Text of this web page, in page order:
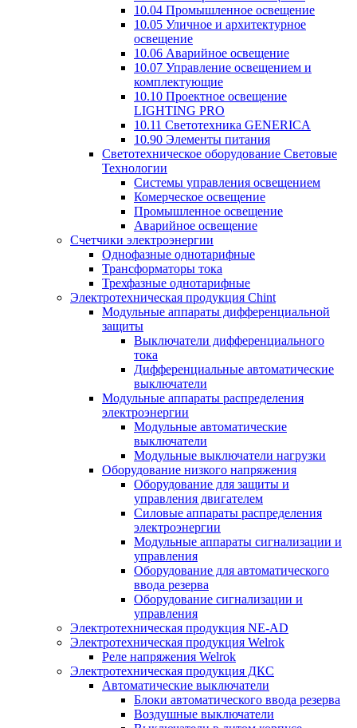
10.04 Промышленное освещение
10.05 Уличное и архитектурное
освещение
10.06 Аварийное освещение
10.07 Управление освещением и
комплектующие
10.10 Проектное освещение
LIGHTING PRO
10.11 Светотехника GENERICA
10.90 Элементы питания
Светотехническое оборудование Световые
Технологии
Системы управления освещением
Комерческое освещение
Промышленное освещение
Аварийное освещение
Счетчики электроэнергии
Однофазные однотарифные
Трансформаторы тока
Трехфазные однотарифные
Электротехническая продукция Chint
Модульные аппараты дифференциальной
защиты
Выключатели дифференциального
тока
Дифференциальные автоматические
выключатели
Модульные аппараты распределения
электроэнергии
Модульные автоматические
выключатели
Модульные выключатели нагрузки
Оборудование низкого напряжения
Оборудование для защиты и
управления двигателем
Силовые аппараты распределения
электроэнергии
Модульные аппараты сигнализации и
управления
Оборудование для автоматического
ввода резерва
Оборудование сигнализации и
управления
Электротехническая продукция NE-AD
Электротехническая продукция Welrok
Реле напряжения Welrok
Электротехническая продукция ДКС
Автоматические выключатели
Блоки автоматического ввода резерва
Воздушные выключатели